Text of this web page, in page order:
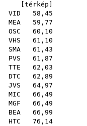
[ térkép
VID 58,45
MEA 59,77
OSC 60,10
VHS 61,10
SMA 61,43
PVS 61,87
TTE 62,03
DTC 62,89
JVS 64,97
MIC 66,49
MGF 66,49
BEA 66,99
HTC 76,14